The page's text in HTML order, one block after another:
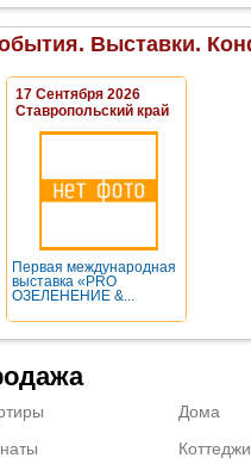
Выставки.
17 Сентября 2026
Ставропольский край
Первая международная
выставка «PRO
ОЗЕЛЕНЕНИЕ &...
Дома
Коттеджи